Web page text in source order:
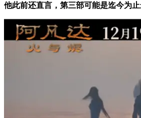
他此前还直言，第三部可能是迄今为止